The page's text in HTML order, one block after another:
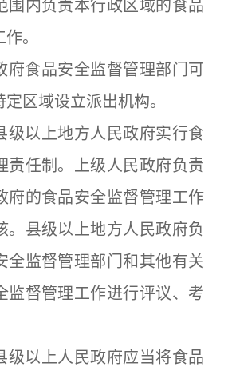
围内负责本行政区域的食品
。
食品安全监督管理部门可
区域设立派出机构。
上地方人民政府实行食
责任制。上级人民政府负责
府的食品安全监督管理工作
。县级以上地方人民政府负
全监督管理部门和其他有关
监督管理工作进行评议、考
上人民政府应当将食品